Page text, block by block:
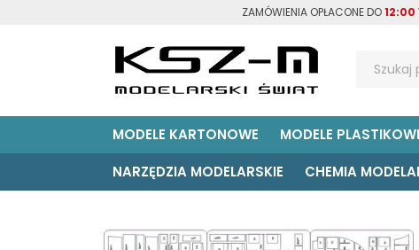
ZAMÓWIENIA OPŁACONE DO12:00
MODELE KARTONOWE MODELE
NARZĘDZIA MODELARSKIE
CHEMIA